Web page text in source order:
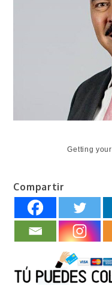
Getting your
Compartir